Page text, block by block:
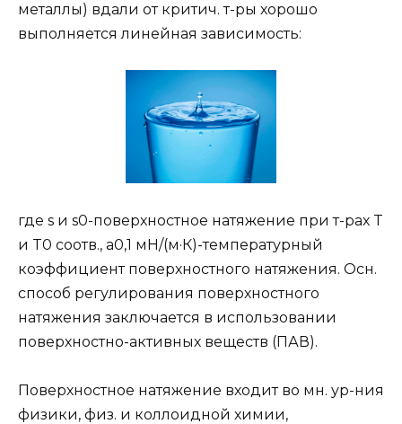
металлы) вдали от критич. т-ры хорошо
выполняется линейная зависимость:
где s и s0-поверхностное натяжение при т-рах T
и T0 соотв., a0,1 мН/(м·К)-температурный
коэффициент поверхностного натяжения. Осн.
способ регулирования поверхностного
натяжения заключается в использовании
поверхностно-активных веществ (ПАВ).
Поверхностное натяжение входит во мн. ур-ния
физики, физ. и коллоидной химии,